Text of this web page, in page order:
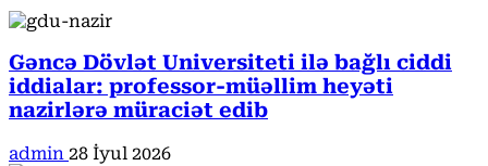
Gəncə Dövlət Universiteti ilə bağlı ciddi
iddialar: professor-müəllim heyəti
nazirlərə müraciət edib
admin 28 İyul 2026